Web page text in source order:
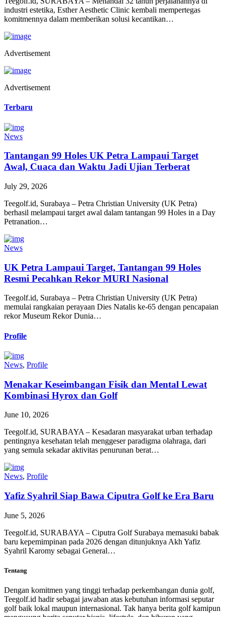
industri estetika, Esther Aesthetic Clinic kembali mempertegas
komitmennya dalam memberikan solusi kecantikan…
Advertisement
Advertisement
Terbaru
News
Tantangan 99 Holes UK Petra Lampaui Target
Awal, Cuaca dan Waktu Jadi Ujian Terberat
July 29, 2026
Teegolf.id, Surabaya – Petra Christian University (UK Petra)
berhasil melampaui target awal dalam tantangan 99 Holes in a Day
Petranation…
News
UK Petra Lampaui Target, Tantangan 99 Holes
Resmi Pecahkan Rekor MURI Nasional
Teegolf.id, Surabaya – Petra Christian University (UK Petra)
memulai rangkaian perayaan Dies Natalis ke-65 dengan pencapaian
rekor Museum Rekor Dunia…
Profile
News, Profile
Menakar Keseimbangan Fisik dan Mental Lewat
Kombinasi Hyrox dan Golf
June 10, 2026
Teegolf.id, SURABAYA – Kesadaran masyarakat urban terhadap
pentingnya kesehatan telah menggeser paradigma olahraga, dari
yang semula sekadar aktivitas penurunan berat…
News, Profile
Yafiz Syahril Siap Bawa Ciputra Golf ke Era Baru
June 5, 2026
Teegolf.id, SURABAYA – Ciputra Golf Surabaya memasuki babak
baru kepemimpinan pada 2026 dengan ditunjuknya Akh Yafiz
Syahril Karomy sebagai General…
Tentang
Dengan komitmen yang tinggi terhadap perkembangan dunia golf,
Teegolf.id hadir sebagai jawaban atas kebutuhan informasi seputar
golf baik lokal maupun internasional. Tak hanya berita golf kamipun